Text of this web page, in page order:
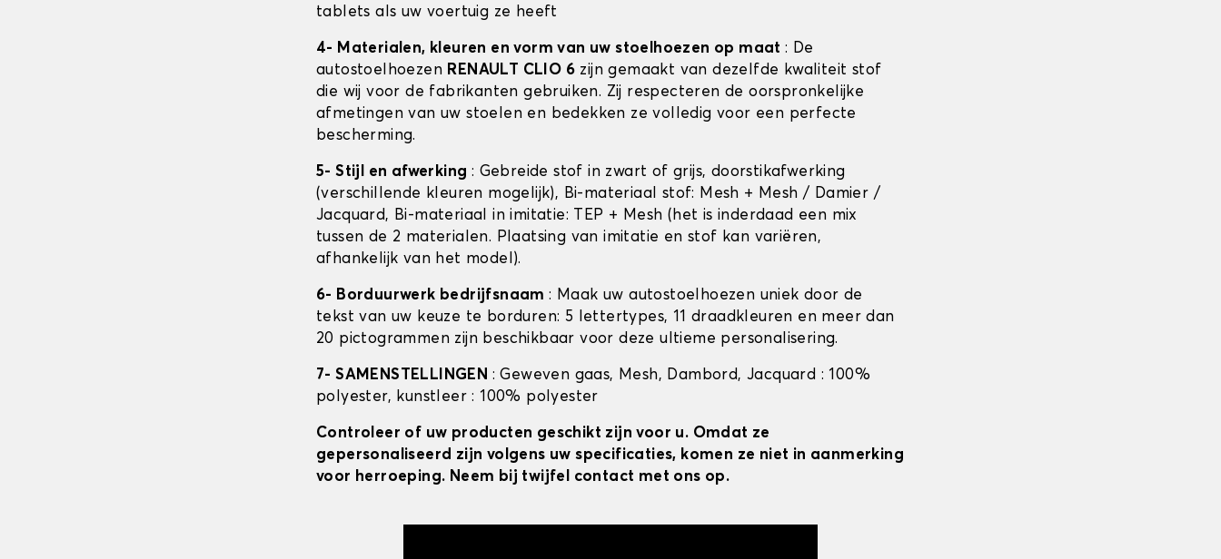
tablets als uw voertuig ze heeft
4- Materialen, kleuren en vorm van uw stoelhoezen op maat: De
autostoelhoezen RENAULT CLIO 6 zijn gemaakt van dezelfde kwaliteit stof
die wij voor de fabrikanten gebruiken. Zij respecteren de oorspronkelijke
afmetingen van uw stoelen en bedekken ze volledig voor een perfecte
bescherming.
5- Stijl en afwerking : Gebreide stof in zwart of grijs, doorstikafwerking
(verschillende kleuren mogelijk), Bi-materiaal stof: Mesh + Mesh / Damier /
Jacquard, Bi-materiaal in imitatie: TEP + Mesh (het is inderdaad een mix
tussen de 2 materialen. Plaatsing van imitatie en stof kan variëren,
afhankelijk van het model).
6- Borduurwerk bedrijfsnaam: Maak uw autostoelhoezen uniek door de
tekst van uw keuze te borduren: 5 lettertypes, 11 draadkleuren en meer dan
20 pictogrammen zijn beschikbaar voor deze ultieme personalisering.
7- SAMENSTELLINGEN : Geweven gaas, Mesh, Dambord, Jacquard : 100%
polyester, kunstleer : 100% polyester
Controleer of uw producten geschikt zijn voor u. Omdat ze
gepersonaliseerd zijn volgens uw specificaties, komen ze niet in aanmerking
voor herroeping. Neem bij twijfel contact met ons op.